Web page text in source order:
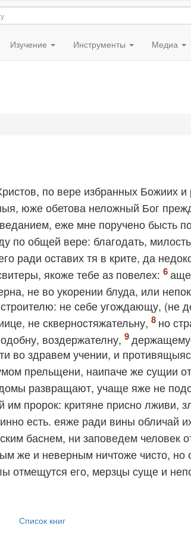
Изучение Инструменты Медиа
по вере избранных Божиих и
юже обетова неложный Бог
еже мне поручено бысть
по общей вере: благодать,
ради оставих тя в крите, да
якоже тебе аз повелех:
аще
не во укорении блуда, или
не себе угождающу, (не
не скверностяжательну,
но
воздержателну,
во здравем учении, и
прельщени, наипаче же сущии
развращают, учаще яже не
им пророк: критяне присно лживи,
есть. еяже ради вины обличай
баснем, ни заповедем человек
же и неверным ничтоже чисто, но
отмещутся его, мерзцы суще и
Список книг